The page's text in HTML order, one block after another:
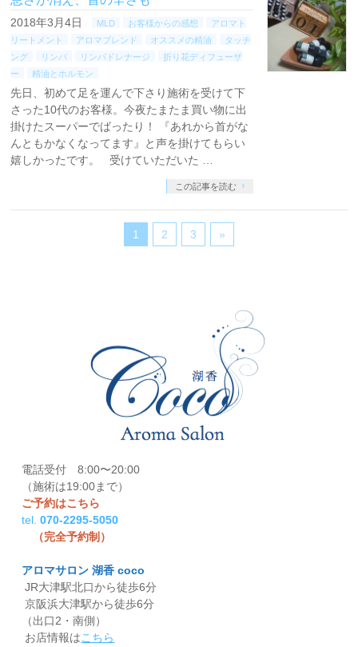
2018年3月4日 MLD お客様からの感想
アロマト
リートメント
アロマブレンド オススメの精油
タッチ
ング
リンパ リンパドレナージ
折り花ディフューザ
ー
精油とホルモン
先日、初めて足を運んで下さり施術を受けて下
さった10代のお客様。今夜たまたま買い物に出
掛けたスーパーでばったり！ 『あれから首がな
んともかなくなってます』と声を掛けてもらい
嬉しかったです。 受けていただいた …
この記事を読む
1 2 3 »
電話受付 8:00〜20:00
（施術は19:00まで）
ご予約はこちら
tel.070-2295-5050
（完全予約制）
アロマサロン 湖香 coco
JR大津駅北口から徒歩6分
京阪浜大津駅から徒歩6分
（出口2・南側）
お店情報はこちら